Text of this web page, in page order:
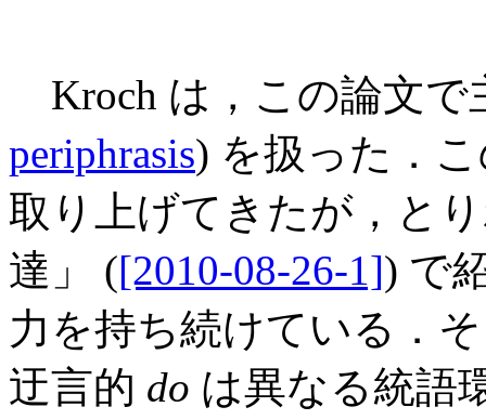
Kroch は，この論文で
periphrasis) を扱った．
取り上げてきたが，と
達」 ([2010-08-26-1]) で
力を持ち続けている．
迂言的 do は異なる統語